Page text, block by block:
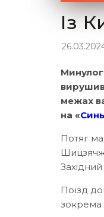
Із
межах
на «
Потяг
Поїзд
зокрема